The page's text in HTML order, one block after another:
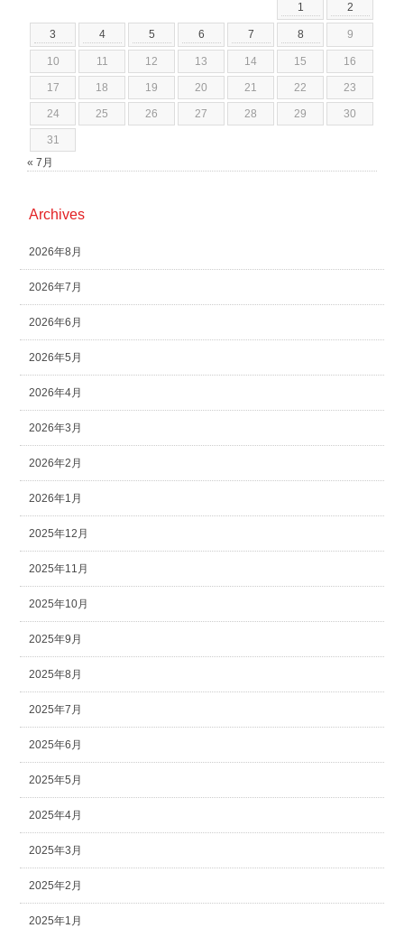
1 2
3 4 5 6 7 8 9
10 11 12 13 14 15 16
17 18 19 20 21 22 23
24 25 26 27 28 29 30
31
« 7月
Archives
2026年8月
2026年7月
2026年6月
2026年5月
2026年4月
2026年3月
2026年2月
2026年1月
2025年12月
2025年11月
2025年10月
2025年9月
2025年8月
2025年7月
2025年6月
2025年5月
2025年4月
2025年3月
2025年2月
2025年1月